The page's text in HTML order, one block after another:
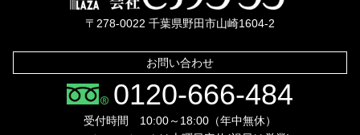
〒278-0022 千葉県野田市山崎1604-2
お問い合わせ
0120-666-484
受付時間 10:00～18:00（年中無休）